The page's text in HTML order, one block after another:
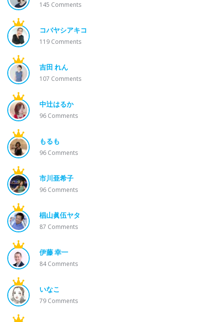
145 Comments
コバヤシアキコ
119 Comments
吉田 れん
107 Comments
中辻はるか
96 Comments
もるも
96 Comments
市川亜希子
96 Comments
椙山眞伍ヤタ
87 Comments
伊藤 幸一
84Comments
いなこ
79 Comments